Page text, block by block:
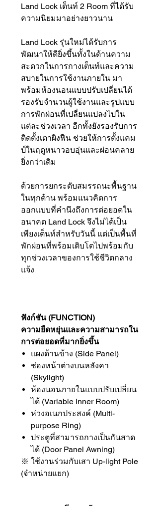
Land Lock เต็นท์ 2 Room ที่ได้รับ
ความนิยมมาอย่างยาวนาน
Land Lock รุ่นใหม่ได้รับการ
พัฒนาให้ดียิ่งขึ้นทั้งในด้านความ
สะดวกในการกางเต็นท์และความ
สบายในการใช้งานภายใน มา
พร้อมห้องนอนแบบปรับเปลี่ยนได้
รองรับจำนวนผู้ใช้งานและรูปแบบ
การพักผ่อนที่เปลี่ยนแปลงไปใน
แต่ละช่วงเวลา อีกทั้งยังรองรับการ
ติดตั้งเตาผิงฟืน ช่วยให้การตั้งแคม
ป์ในฤดูหนาวอบอุ่นและผ่อนคลาย
ยิ่งกว่าเดิม
ด้วยการยกระดับสมรรถนะพื้นฐาน
ในทุกด้าน พร้อมแนวคิดการ
ออกแบบที่คำนึงถึงการต่อยอดใน
อนาคต Land Lock จึงไม่ได้เป็น
เพียงเต็นท์สำหรับวันนี้ แต่เป็นพื้นที่
พักผ่อนที่พร้อมเติบโตไปพร้อมกับ
ทุกช่วงเวลาของการใช้ชีวิตกลาง
แจ้ง
ฟังก์ชัน (FUNCTION)
ความยืดหยุ่นและความสามารถใน
การต่อยอดที่มากยิ่งขึ้น
แผงด้านข้าง (Side Panel)
ช่องหน้าต่างบนหลังคา
(Skylight)
ห้องนอนภายในแบบปรับเปลี่ยน
ได้ (Variable Inner Room)
ห่วงอเนกประสงค์ (Multi-
purpose Ring)
ประตูที่สามารถกางเป็นกันสาด
ได้ (Door Panel Awning)
※ ใช้งานร่วมกับเสา Up-light Pole
(จำหน่ายแยก)